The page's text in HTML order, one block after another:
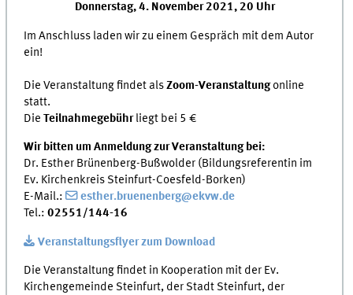
Donnerstag, 4. November 2021, 20 Uhr
Im Anschluss laden wir zu einem Gespräch mit dem Autor
ein!
Die Veranstaltung findet alsZoom-Veranstaltungonline
statt.
DieTeilnahmegebührliegt bei 5 €
Wir bitten um Anmeldung zur Veranstaltung bei:
Dr. Esther Brünenberg-Bußwolder (Bildungsreferentin im
Ev. Kirchenkreis Steinfurt-Coesfeld-Borken)
E-Mail.:
esther.bruenenberg@ekvw.de
Tel.:02551/144-16
Veranstaltungsflyer zum Download
Die Veranstaltung findet in Kooperation mit der Ev.
Kirchengemeinde Steinfurt, der Stadt Steinfurt, der